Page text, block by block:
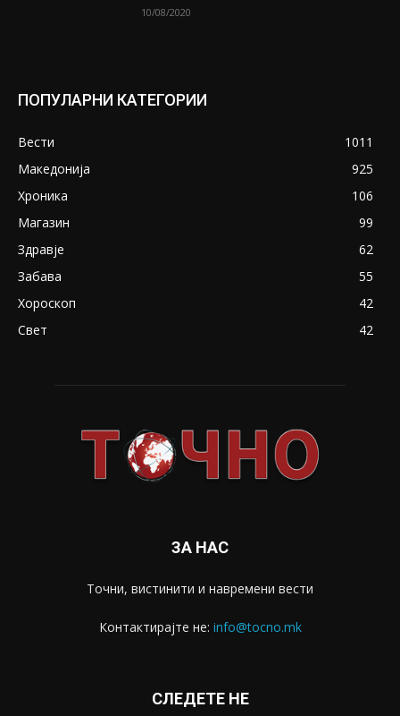
10/08/2020
ПОПУЛАРНИ КАТЕГОРИИ
Вести
1011
Македонија
925
Хроника
106
Магазин
99
Здравје
62
Забава
55
Хороскоп
42
Свет
42
ЗА НАС
Точни, вистинити и навремени вести
Контактирајте не: info@tocno.mk
СЛЕДЕТЕ НЕ